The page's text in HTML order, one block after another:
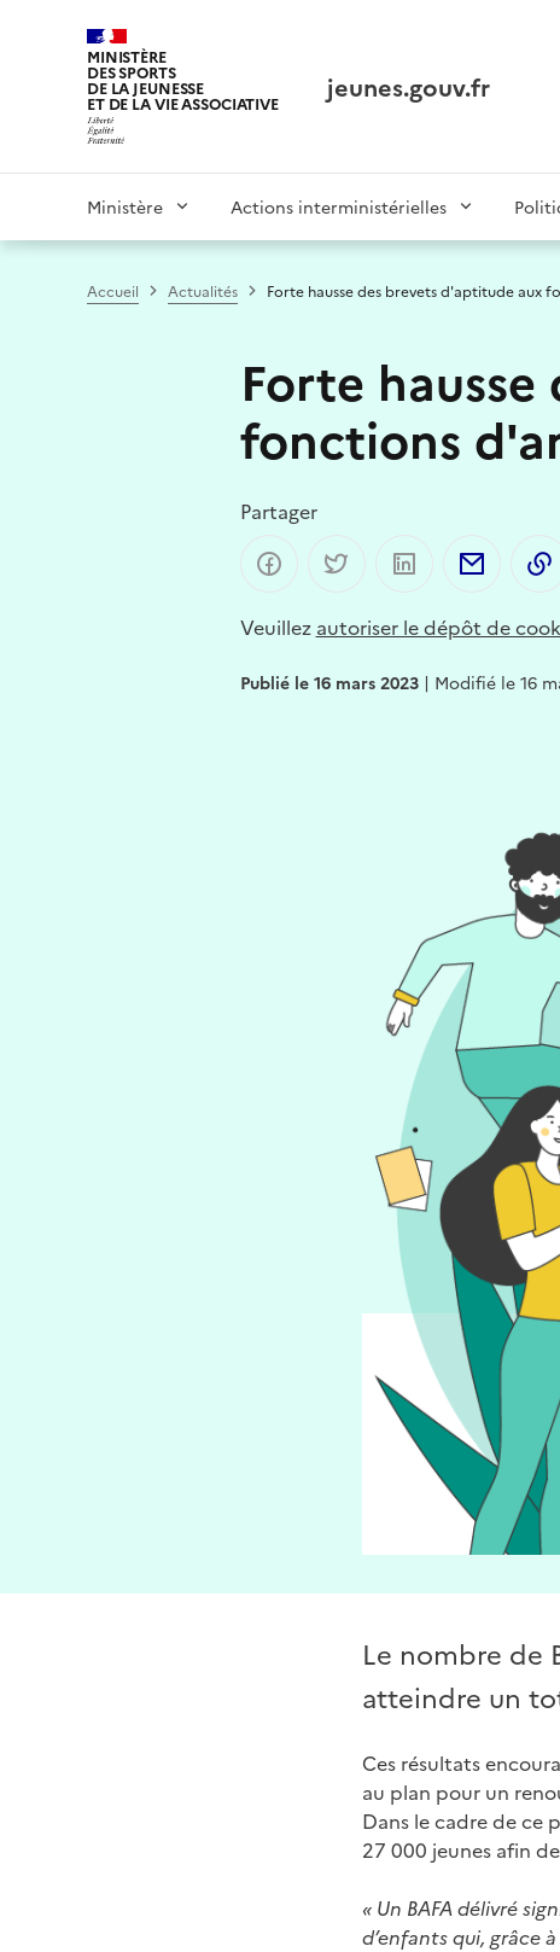
MINISTÈRE
DES SPORTS
DE LA JEUNESSE
ET DE LA VIE ASSOCIATIVE
jeunes.gouv.fr
navigation
Ministère Actions interministérielles
Accueil Actualités Forte hausse des brevets d'aptitude aux
Forte
fonctions
Partager
Partager sur Facebook
Partager sur Twitter
Partager sur
Veuillez autoriser le dépôt de
Publié le 16 mars 2023| Modifié le 16
Le nombre de
atteindre un
Ces résultats
au plan pour un
Dans le cadre de ce
27 000 jeunes afin
« Un BAFA délivré
d’enfants qui, grâce